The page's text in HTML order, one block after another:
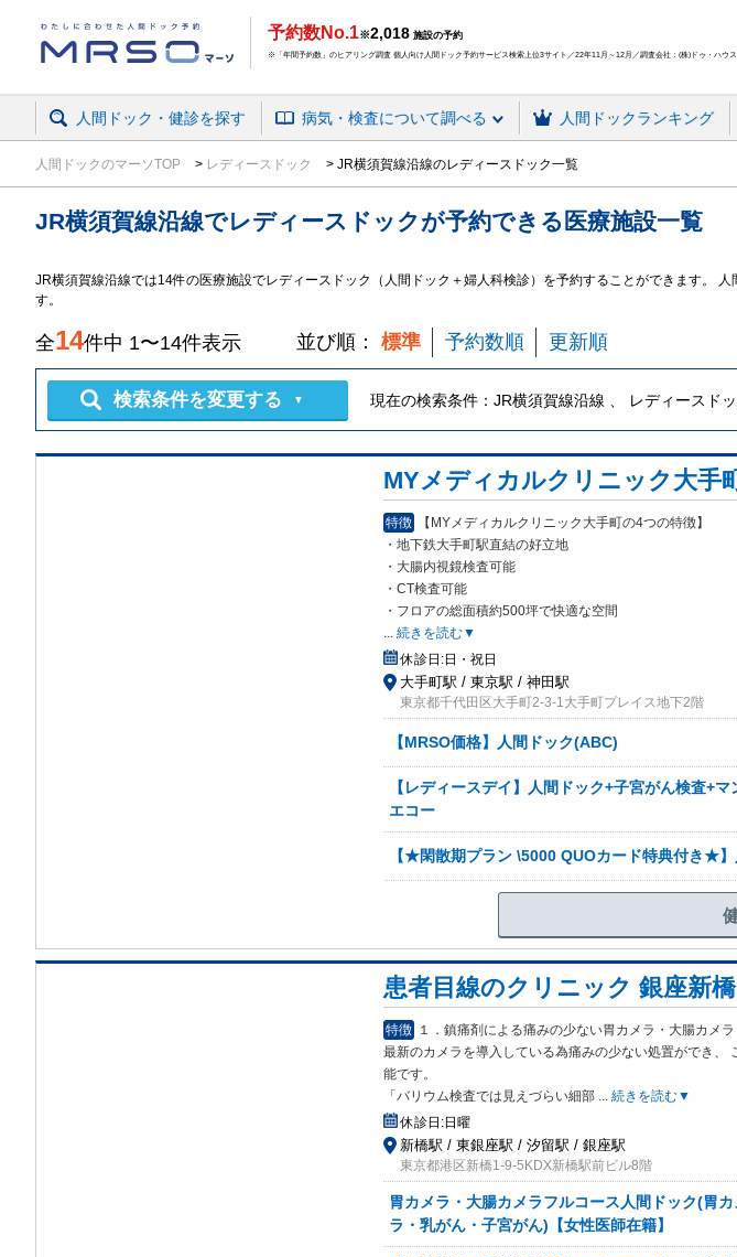
予約数No.1※2,018 施設の予約
※「年間予約数」のヒアリング調査 個人向け人間ドック予約サービス検索上位3サイト／22年11月～12月／調査会社：(株)ドゥ・ハウス
人間ドック・健診を探す 病気・検査について調べる 人間ドックランキング
人間ドックのマーソTOP レディースドック JR横須賀線沿線のレディースドック一覧
JR横須賀線沿線でレディースドックが予約できる 医療施設一覧
JR横須賀線沿線では14件の医療施設でレディースドック（人間ドック＋婦人科検診）を予約することができます。
す。
全14件中 1〜14件表示 並び順： 標準 予約数順 更新順
検索条件を変更する ▼ 現在の検索条件： JR横須賀線沿線 、 レディースド
MYメディカルクリニック大手
特徴
【MYメディカルクリニック大手町の4つの特徴】
・地下鉄大手町駅直結の好立地
・大腸内視鏡検査可能
・CT検査可能
・フロアの総面積約500坪で快適な空間
... 続きを読む▼
休診日:日・祝日
大手町駅 / 東京駅 / 神田駅
東京都千代田区大手町2-3-1大手町プレイス地下2階
【MRSO価格】人間ドック(ABC)
【レディースデイ】人間ドック+子宮がん検査+
エコー
【★閑散期プラン \5000 QUOカード特典付き★
患者目線のクリニック 銀座新橋
特徴 １．鎮痛剤による痛みの少ない胃カメラ・大腸カメラ
最新のカメラを導入している為痛みの少ない処置ができ、
能です。
「バリウム検査では見えづらい細部 ... 続きを読む▼
休診日:日曜
新橋駅 / 東銀座駅 / 汐留駅 / 銀座駅
東京都港区新橋1-9-5KDX新橋駅前ビル8階
胃カメラ・大腸カメラフルコース人間ドック(胃
ラ・乳がん・子宮がん)【女性医師在籍】